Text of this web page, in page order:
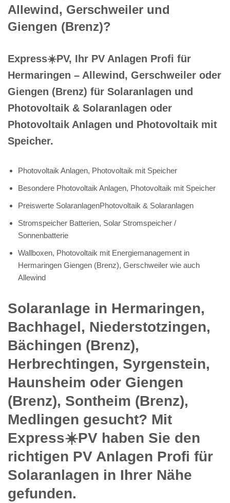
Allewind, Gerschweiler und
Giengen (Brenz)?
Express☀️PV️, Ihr PV Anlagen Profi für
Hermaringen – Allewind, Gerschweiler oder
Giengen (Brenz) für Solaranlagen und
Photovoltaik & Solaranlagen oder
Photovoltaik Anlagen und Photovoltaik mit
Speicher.
Photovoltaik Anlagen, Photovoltaik mit Speicher
Besondere Photovoltaik Anlagen, Photovoltaik mit Speicher
Preiswerte SolaranlagenPhotovoltaik & Solaranlagen
Stromspeicher Batterien, Solar Stromspeicher /
Sonnenbatterie
Wallboxen, Photovoltaik mit Energiemanagement in
Hermaringen Giengen (Brenz), Gerschweiler wie auch
Allewind
Solaranlage in Hermaringen,
Bachhagel, Niederstotzingen,
Bächingen (Brenz),
Herbrechtingen, Syrgenstein,
Haunsheim oder Giengen
(Brenz), Sontheim (Brenz),
Medlingen gesucht? Mit
Express☀️PV️ haben Sie den
richtigen PV Anlagen Profi für
Solaranlagen in Ihrer Nähe
gefunden.